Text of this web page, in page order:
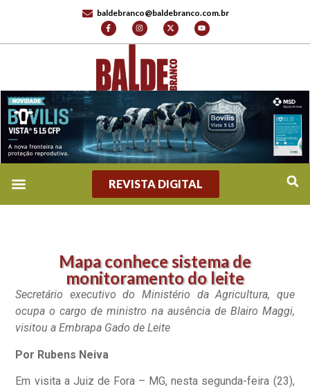
baldebranco@baldebranco.com.br
REVISTA DIGITAL
Mapa conhece sistema de
monitoramento do leite
Secretário executivo do Ministério da Agricultura, que
ocupa o cargo de ministro na ausência de Blairo Maggi,
visitou a Embrapa Gado de Leite
Por Rubens Neiva
Em visita a Juiz de Fora – MG, nesta segunda-feira (23),